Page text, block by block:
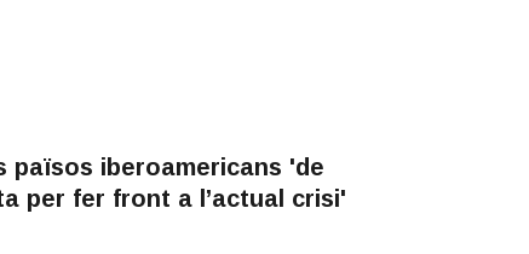
països iberoamericans 'de
per fer front a l’actual crisi'